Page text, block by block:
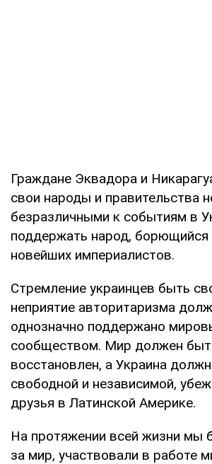
Граждане Эквадора и
свои народы и правительства
безразличными к событиям в
поддержать народ, борющийся
новейших империалистов.
Стремление украинцев быть
неприятие авторитаризма
однозначно поддержано
сообществом. Мир должен
восстановлен, а Украина
свободной и независимой,
друзья в Латинской Америке.
На протяжении всей жизни мы
за мир, участвовали в работе